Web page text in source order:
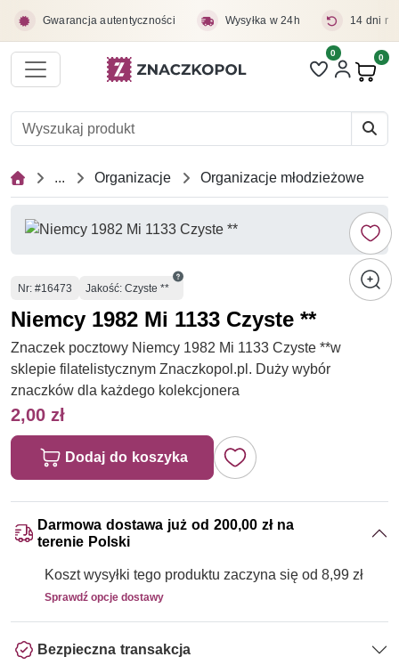
Gwarancja autentyczności Wysyłka w 24h 14 dni
Liczba pozycji
0 0
... Organizacje Organizacje młodzieżowe
Numer
Nr: #16473 Jakość: Czyste **
Niemcy 1982 Mi 1133 Czyste **
Znaczek pocztowy Niemcy 1982 Mi 1133 Czyste **w
sklepie filatelistycznym Znaczkopol.pl. Duży wybór
znaczków dla każdego kolekcjonera
2,00 zł
Dodaj do koszyka
Darmowa dostawa już od 200,00 zł na
terenie Polski
Koszt wysyłki tego produktu zaczyna się od 8,99 zł
Sprawdź opcje dostawy
Bezpieczna transakcja